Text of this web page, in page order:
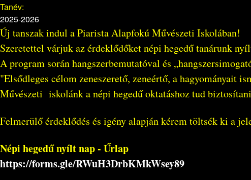
Tanév:
2025-2026
Új tanszak indul a Piarista Alapfokú Művészeti Iskolában!
Szeretettel várjuk az érdeklődőket népi hegedű tanárunk
A program során hangszerbemutatóval és
"Elsődleges célom zeneszerető, zeneértő, a hagyományait
Művészeti iskolánk a népi hegedű oktatáshoz tud
Felmerülő érdeklődés és igény alapján kérem töltsék ki a
Népi hegedű nyílt nap - Űrlap
https://forms.gle/RWuH3DrbKMkWsey89